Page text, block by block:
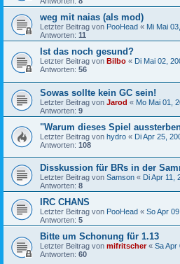
weg mit naias (als mod)
Letzter Beitrag von PooHead « Mi Mai
Antworten: 11
Ist das noch gesund?
Letzter Beitrag von Bilbo « Di Mai 02,
Antworten: 56
Sowas sollte kein GC sein!
Letzter Beitrag von Jarod « Mo Mai 01,
Antworten: 9
"Warum dieses Spiel
Letzter Beitrag von hydro « Di Apr 25,
Antworten: 108
Disskussion für BRs in der
Letzter Beitrag von Samson « Di Apr 11,
Antworten: 8
IRC CHANS
Letzter Beitrag von PooHead « So Apr
Antworten: 5
Bitte um Schonung für 1.13
Letzter Beitrag von mifritscher« Sa Apr
Antworten: 60